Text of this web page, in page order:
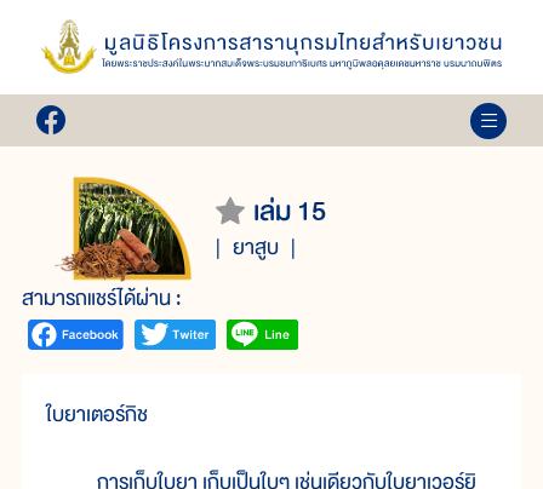
เล่ม 15
ยาสูบ
สามารถแชร์ได้ผ่าน :
ใบยาเตอร์กิช